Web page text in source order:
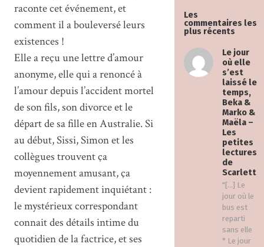
Les
commentaires les
plus récents
Le jour
où elle
s’est
laissé le
temps,
Beka &
Marko &
Maëla –
Les
petites
lectures
de
Scarlett
"[…] Le
jour où le
bus est
reparti
sans elle
* Le jour
raconte cet événement, et
comment il a bouleversé leurs
existences !
Elle a reçu une lettre d’amour
anonyme, elle qui a renoncé à
l’amour depuis l’accident mortel
de son fils, son divorce et le
départ de sa fille en Australie. Si
au début, Sissi, Simon et les
collègues trouvent ça
moyennement amusant, ça
devient rapidement inquiétant :
le mystérieux correspondant
connait des détails intime du
quotidien de la factrice, et ses